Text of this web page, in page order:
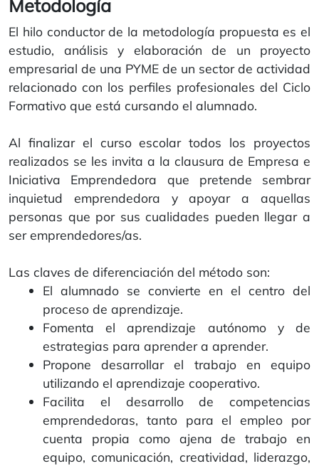
Metodología
El hilo conductor de la metodología propuesta es el
estudio, análisis y elaboración de un proyecto
empresarial de una PYME de un sector de actividad
relacionado con los perfiles profesionales del Ciclo
Formativo que está cursando el alumnado.
Al finalizar el curso escolar todos los proyectos
realizados se les invita a la clausura de Empresa e
Iniciativa Emprendedora que pretende sembrar
inquietud emprendedora y apoyar a aquellas
personas que por sus cualidades pueden llegar a
ser emprendedores/as.
Las claves de diferenciación del método son:
El alumnado se convierte en el centro del
proceso de aprendizaje.
Fomenta el aprendizaje autónomo y de
estrategias para aprender a aprender.
Propone desarrollar el trabajo en equipo
utilizando el aprendizaje cooperativo.
Facilita el desarrollo de competencias
emprendedoras, tanto para el empleo por
cuenta propia como ajena de trabajo en
equipo, comunicación, creatividad, liderazgo,